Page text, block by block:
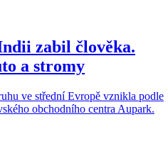
zabil člověka.
a stromy